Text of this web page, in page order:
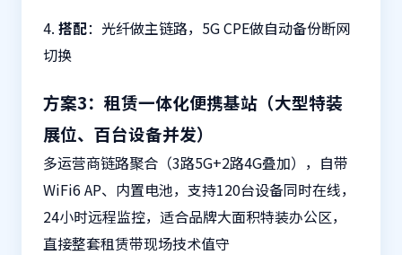
4. 搭配：光纤做主链路，5G CPE做自动备份断网
切换
方案3：租赁一体化便携基站（大型特装
展位、百台设备并发）
多运营商链路聚合（3路5G+2路4G叠加），自带
WiFi6 AP、内置电池，支持120台设备同时在线，
24小时远程监控，适合品牌大面积特装办公区，
直接整套租赁带现场技术值守